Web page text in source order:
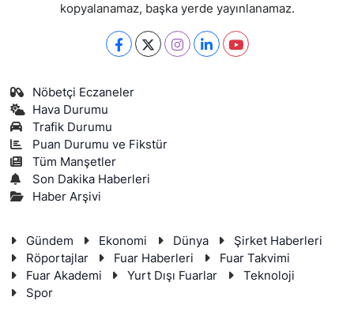
kopyalanamaz, başka yerde yayınlanamaz.
Nöbetçi Eczaneler
Hava Durumu
Trafik Durumu
Puan Durumu ve Fikstür
Tüm Manşetler
Son Dakika Haberleri
Haber Arşivi
Gündem Ekonomi Dünya
Şirket Haberleri
Röportajlar
Fuar Haberleri
Fuar Takvimi
Fuar Akademi
Yurt Dışı Fuarlar
Teknoloji
Spor